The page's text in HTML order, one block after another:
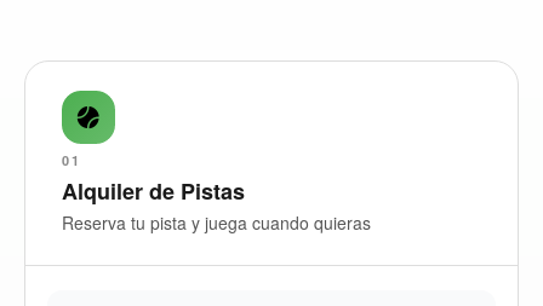
01
Alquiler de Pistas
Reserva tu pista y juega cuando quieras